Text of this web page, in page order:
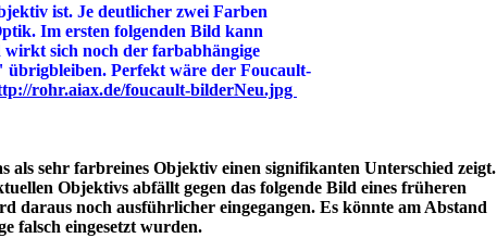
ist. Je deutlicher zwei Farben
Im ersten folgenden Bild kann
wirkt sich noch der farbabhängige
übrigbleiben. Perfekt wäre der Foucault-
rohr.aiax.de/foucault-bilderNeu.jpg
als sehr farbreines Objektiv einen signifikanten Unterschied zeigt.
Objektivs abfällt gegen das folgende Bild eines früheren
daraus noch ausführlicher eingegangen. Es könnte am Abstand
falsch eingesetzt wurden.